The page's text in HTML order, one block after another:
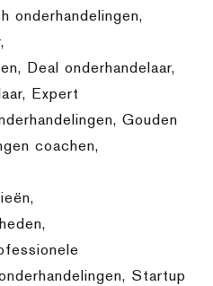
onderhandelingen,
,
, Deal onderhandelaar,
,
Expert
,Gouden
coachen,
,
,
, Startup